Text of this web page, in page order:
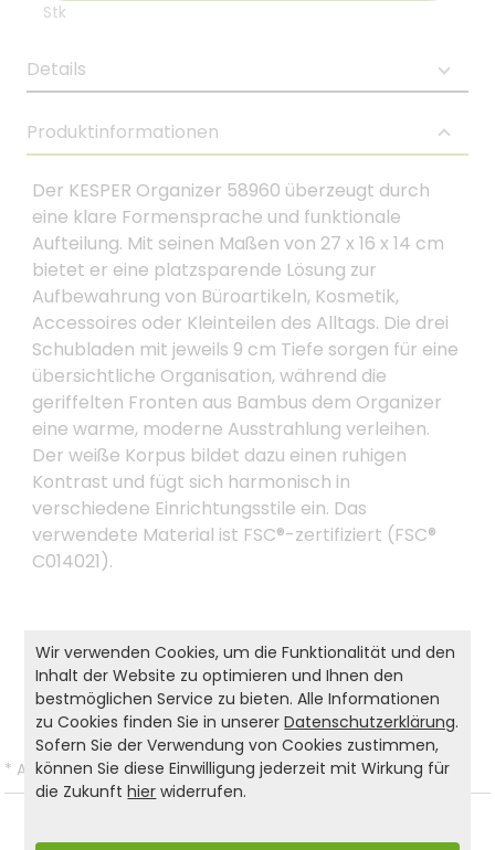
Stk
Details
Produktinformationen
Der KESPER Organizer 58960 überzeugt durch
eine klare Formensprache und funktionale
Aufteilung. Mit seinen Maßen von 27 x 16 x 14 cm
bietet er eine platzsparende Lösung zur
Aufbewahrung von Büroartikeln, Kosmetik,
Accessoires oder Kleinteilen des Alltags. Die drei
Schubladen mit jeweils 9 cm Tiefe sorgen für eine
übersichtliche Organisation, während die
geriffelten Fronten aus Bambus dem Organizer
eine warme, moderne Ausstrahlung verleihen.
Der weiße Korpus bildet dazu einen ruhigen
Kontrast und fügt sich harmonisch in
verschiedene Einrichtungsstile ein. Das
verwendete Material ist FSC®-zertifiziert (FSC®
C014021).
Produkt- und Sicherheitshinweise:
Zurück zur Liste
* Alle Preise inkl. gesetzl. MwSt. und zzgl.Versandkosten .
Wir verwenden Cookies, um die Funktionalität und den
Inhalt der Website zu optimieren und Ihnen den
bestmöglichen Service zu bieten. Alle Informationen
zu Cookies finden Sie in unsererDatenschutzerklärung.
Sofern Sie der Verwendung von Cookies zustimmen,
können Sie diese Einwilligung jederzeit mit Wirkung für
die Zukunfthier widerrufen.